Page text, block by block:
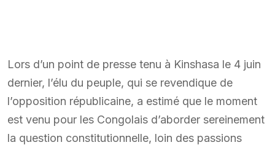
Lors d’un point de presse tenu à Kinshasa le 4 juin
dernier, l’élu du peuple, qui se revendique de
l’opposition républicaine, a estimé que le moment
est venu pour les Congolais d’aborder sereinement
la question constitutionnelle, loin des passions